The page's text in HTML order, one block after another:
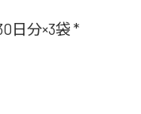
分×3袋 *